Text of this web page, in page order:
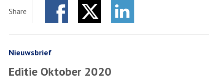
Centre
for
en
Share
Nieuwsbrief
Editie Oktober 2020